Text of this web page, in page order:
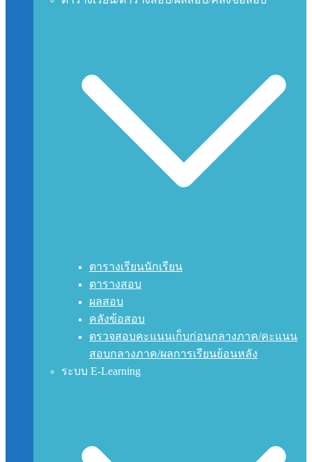
ตารางเรียนนักเรียน
ตารางสอบ
ผลสอบ
คลังข้อสอบ
ตรวจสอบคะแนนเก็บก่อนกลางภาค/คะแนน
สอบกลางภาค/ผลการเรียนย้อนหลัง
ระบบ E-Learning